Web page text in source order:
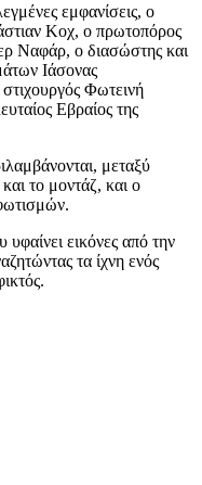
εμφανίσεις, ο
Κοχ, ο πρωτοπόρος
Ναφάρ, ο διασώστης και
Ιάσονας
Φωτεινή
Εβραίος της
μεταξύ
το μοντάζ, και ο
υφαίνει εικόνες από την
τα ίχνη ενός